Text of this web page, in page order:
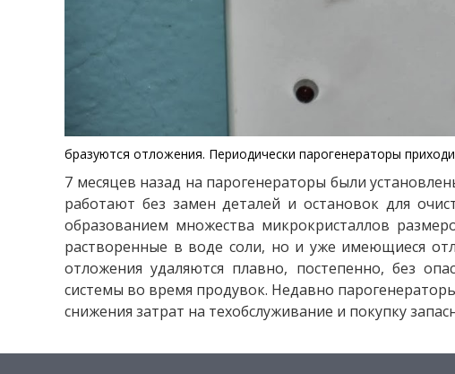
бразуются отложения. Периодически парогенераторы
7 месяцев назад на парогенераторы были
работают без замен деталей и остановок для
образованием множества микрокристаллов
растворенные в воде соли, но и уже имеющиеся
отложения удаляются плавно, постепенно, без
системы во время продувок. Недавно
снижения затрат на техобслуживание и покупку